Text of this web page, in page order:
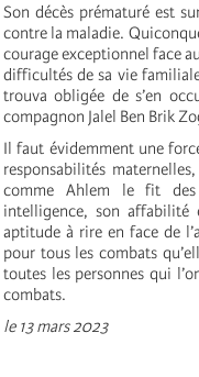
Son décès prématuré est
contre la maladie.
courage exceptionnel face
difficultés de sa vie
trouva obligée de s’en
compagnon Jalel Ben Brik
Il faut évidemment une
responsabilités
comme Ahlem le fit
intelligence, son affabilité
aptitude à rire en face de
pour tous les combats
toutes les personnes qui
combats.
le 13 mars 2023